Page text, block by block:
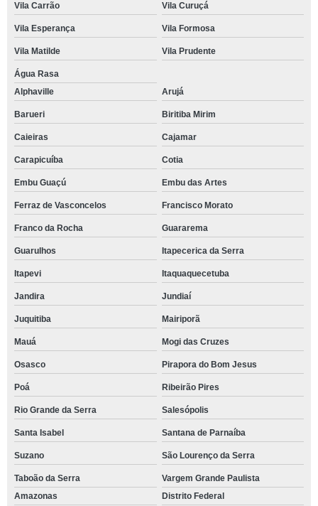
Vila Carrão Vila Curuçá
Vila Esperança Vila Formosa
Vila Matilde Vila Prudente
Água Rasa
Alphaville
Arujá
Barueri Biritiba Mirim
Caieiras Cajamar
Carapicuíba Cotia
Embu Guaçú Embu das Artes
Ferraz de Vasconcelos Francisco Morato
Franco da Rocha Guararema
Guarulhos Itapecerica da Serra
Itapevi Itaquaquecetuba
Jandira Jundiaí
Juquitiba Mairiporã
Mauá Mogi das Cruzes
Osasco Pirapora do Bom Jesus
Poá Ribeirão Pires
Rio Grande da Serra Salesópolis
Santa Isabel Santana de Parnaíba
Suzano São Lourenço da Serra
Taboão da Serra
Vargem Grande Paulista
Amazonas
Distrito Federal